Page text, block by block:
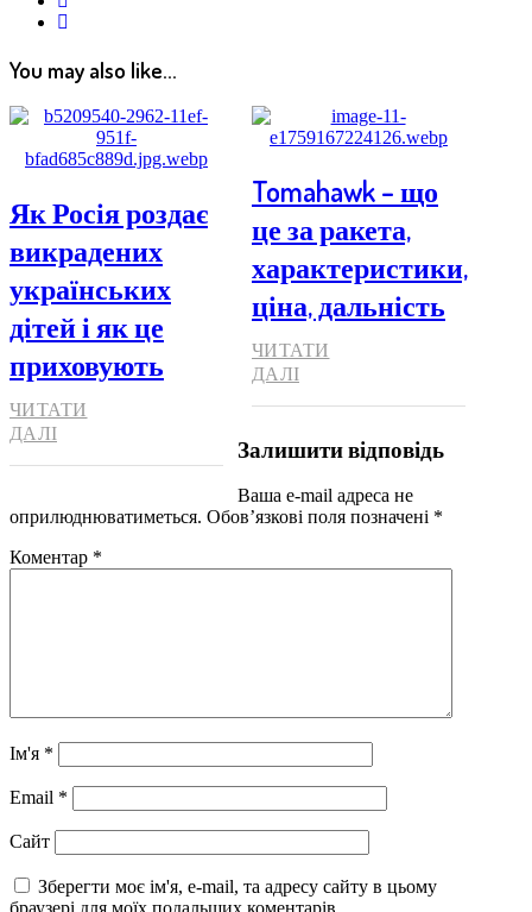
You may also like...
Як Росія роздає
викрадених
українських
дітей і як це
приховують
ЧИТАТИ
ДАЛІ
Tomahawk – що
це за ракета,
характеристики,
ціна, дальність
ЧИТАТИ
ДАЛІ
Залишити відповідь
Ваша e-mail адреса не
оприлюднюватиметься. Обов’язкові поля позначені *
Коментар *
Ім'я *
Email *
Сайт
Зберегти моє ім'я, e-mail, та адресу сайту в цьому